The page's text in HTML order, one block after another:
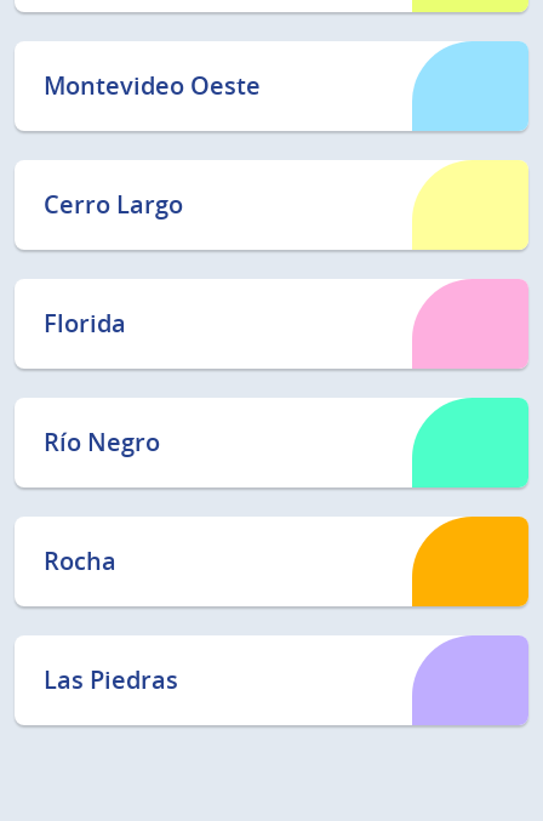
Montevideo Oeste
Cerro Largo
Florida
Río Negro
Rocha
Las Piedras